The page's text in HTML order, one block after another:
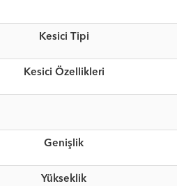
Kesici Tipi
Kesici Özellikleri
Genişlik
Yükseklik